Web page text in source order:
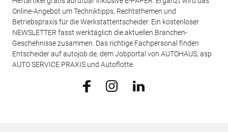
Online-Angebot um Techniktipps, Rechtsthemen und
Betriebspraxis für die Werkstattentscheider. Ein kostenloser
NEWSLETTER fasst werktäglich die aktuellen Branchen-
Geschehnisse zusammen. Das richtige Fachpersonal finden
Entscheider auf autojob.de, dem Jobportal von AUTOHAUS, asp
AUTO SERVICE PRAXIS und Autoflotte.